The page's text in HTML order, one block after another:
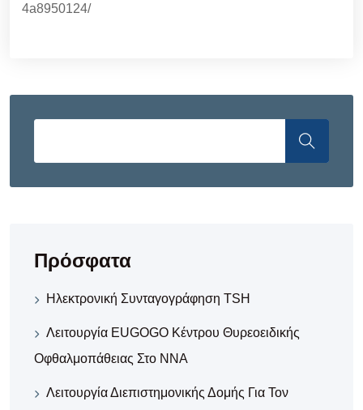
4a8950124/
Πρόσφατα
Ηλεκτρονική Συνταγογράφηση TSH
Λειτουργία EUGOGO Κέντρου Θυρεοειδικής
Οφθαλμοπάθειας Στο ΝΝΑ
Λειτουργία Διεπιστημονικής Δομής Για Τον